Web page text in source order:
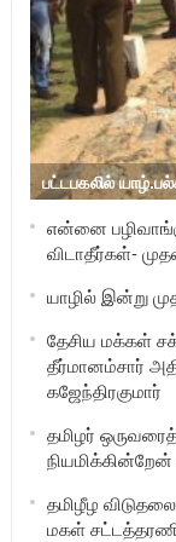
பட்டபகலில்
என்னை
விடாதீர்கள்-
யாழில் இன்று
தேசிய மக்கள்
தீர்மானம்சார்
கஜேந்திரகுமார்
தமிழர்
நியமிக்கின்றேன்
தமிழீழ
மகள்